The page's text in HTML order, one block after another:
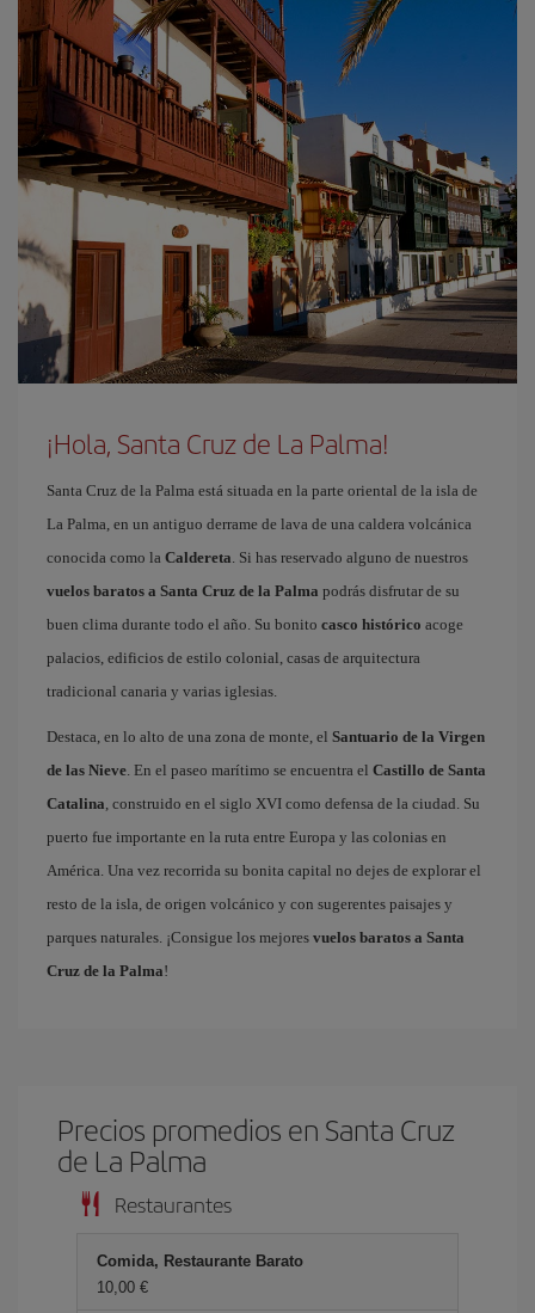
¡Hola, Santa Cruz de La Palma!
Santa Cruz de la Palma está situada en la parte oriental de la isla de
La Palma, en un antiguo derrame de lava de una caldera volcánica
conocida como la Caldereta. Si has reservado alguno de nuestros
vuelos baratos a Santa Cruz de la Palma podrás disfrutar de su
buen clima durante todo el año. Su bonito casco histórico acoge
palacios, edificios de estilo colonial, casas de arquitectura
tradicional canaria y varias iglesias.
Destaca, en lo alto de una zona de monte, el Santuario de la Virgen
de las Nieve. En el paseo marítimo se encuentra el Castillo de Santa
Catalina, construido en el siglo XVI como defensa de la ciudad. Su
puerto fue importante en la ruta entre Europa y las colonias en
América. Una vez recorrida su bonita capital no dejes de explorar el
resto de la isla, de origen volcánico y con sugerentes paisajes y
parques naturales. ¡Consigue los mejores vuelos baratos a Santa
Cruz de la Palma!
Precios promedios en Santa Cruz
de La Palma
Restaurantes
Comida, Restaurante Barato
10,00